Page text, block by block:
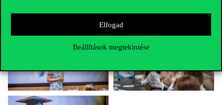
Elfogad
Beállítások megtekintése